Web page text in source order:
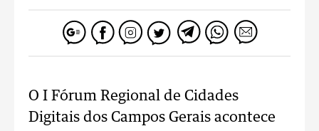
O I Fórum Regional de Cidades
Digitais dos Campos Gerais acontece